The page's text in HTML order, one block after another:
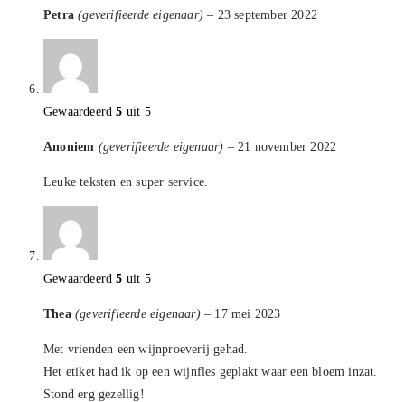
Petra(geverifieerde eigenaar) – 23 september 2022
Gewaardeerd5 uit 5
Anoniem (geverifieerde eigenaar) – 21 november 2022
Leuke teksten en super service.
Gewaardeerd5 uit 5
Thea (geverifieerde eigenaar) – 17 mei 2023
Met vrienden een wijnproeverij gehad.
Het etiket had ik op een wijnfles geplakt waar een bloem inzat.
Stond erg gezellig!